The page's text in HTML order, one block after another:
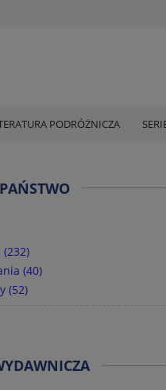
PODRÓŻNICZA
(232)
(40)
(52)